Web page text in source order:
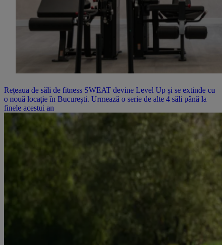
Rețeaua de săli de fitness SWEAT devine Level Up și se extinde cu
o nouă locație în București. Urmează o serie de alte 4 săli până la
finele acestui an